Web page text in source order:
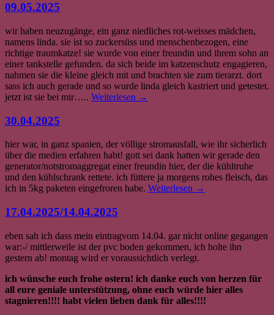
09.05.2025
wir haben neuzugänge, ein ganz niedliches rot-weisses mädchen,
namens linda. sie ist so zuckersüss und menschenbezogen, eine
richtige traumkatze! sie wurde von einer freundin und ihrem sohn an
einer tankstelle gefunden. da sich beide im katzenschutz engagieren,
nahmen sie die kleine gleich mit und brachten sie zum tierarzt. dort
sass ich auch gerade und so wurde linda gleich kastriert und getestet.
jetzt ist sie bei mir….. Weiterlesen →
30.04.2025
hier war, in ganz spanien, der völlige stromausfall, wie ihr sicherlich
über die medien erfahren habt! gott sei dank hatten wir gerade den
generator/notstromaggregat einer freundin hier, der die kühltruhe
und den kühlschrank rettete. ich füttere ja morgens rohes fleisch, das
ich in 5kg paketen eingefroren habe. Weiterlesen →
17.04.2025/14.04.2025
eben sah ich dass mein eintragvom 14.04. gar nicht online gegangen
war:-/ mittlerweile ist der pvc boden gekommen, ich holte ihn
gestern ab! montag wird er voraussichtlich verlegt.
ich wünsche euch frohe ostern! ich danke euch von herzen für
all eure geniale unterstützung, ohne euch würde hier alles
stagnieren!!!! habt vielen lieben dank für alles!!!!